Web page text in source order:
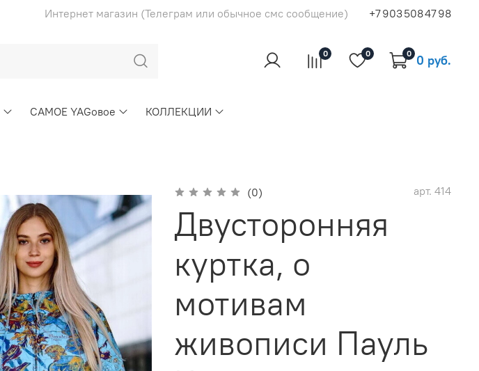
Интернет магазин (Телеграм или обычное смс сообщение) +7 903 508 47 98
0 0 0 0 руб.
САМОЕ YAGовое КОЛЛЕКЦИИ
(0) арт. 414
Двусторонняя
куртка, о
мотивам
живописи Пауль